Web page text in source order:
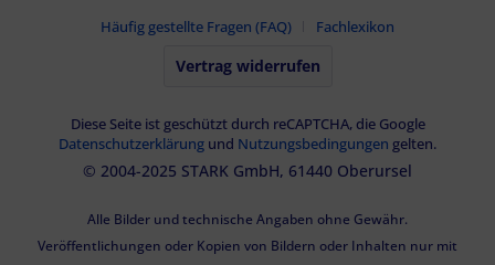
Häufig gestellte Fragen (FAQ)
Fachlexikon
Vertrag widerrufen
Diese Seite ist geschützt durch reCAPTCHA, die Google
Datenschutzerklärung und Nutzungsbedingungen gelten.
© 2004-2025 STARK GmbH, 61440 Oberursel
Alle Bilder und technische Angaben ohne Gewähr.
Veröffentlichungen oder Kopien von Bildern oder Inhalten nur mit